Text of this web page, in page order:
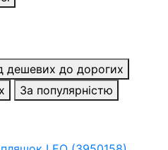
дешевих до дорогих
За популярністю